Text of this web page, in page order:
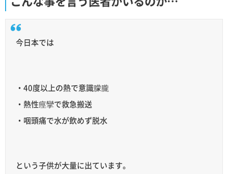
今日本では
・40度以上の熱で意識朦朧
・熱性痙攣で救急搬送
・咽頭痛で水が飲めず脱水
という子供が大量に出ています。